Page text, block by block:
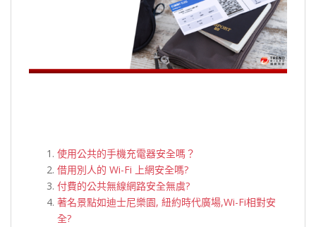
使用公共的手機充電器安全嗎？
借用別人的 Wi-Fi 上網安全嗎?
付費的公共無線網路安全無虞?
著名景點如迪士尼樂園, 紐約時代廣場,Wi-Fi相對安
全?